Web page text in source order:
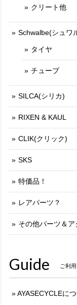
クリート他
Schwalbe(シュワ
タイヤ
チューブ
SILCA(シリカ)
RIXEN & KAUL
CLIK(クリック)
SKS
特価品！
レアパーツ？
その他パーツ＆ア
Guide ご利
AYASECYCLEに